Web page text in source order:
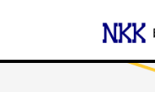
Menu